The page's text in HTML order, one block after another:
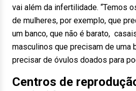
vai além da infertilidade. “Temos
de mulheres, por exemplo, que
um banco, que não é barato,
masculinos que precisam de uma
precisar de óvulos doados para
Centros de